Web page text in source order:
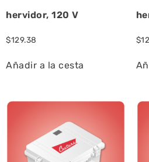
hervidor, 120 V
$129.38
Añadir a la cesta
$